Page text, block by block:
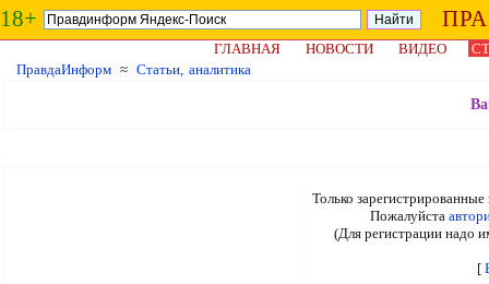
18+
ГЛАВНАЯ НОВОСТИ ВИДЕО
ПравдаИнформ ≈ Статьи, аналитика
Только
Пожалуйста
(Для регистрации надо
[